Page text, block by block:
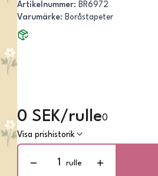
Artikelnummer: BR6972
Varumärke: Boråstapeter
0 SEK/rulle0
Visa prishistorik
rulle